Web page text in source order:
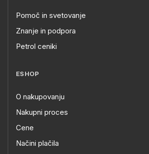
Pomoč in svetovanje
Znanje in podpora
Petrol ceniki
ESHOP
O nakupovanju
Nakupni proces
Cene
Načini plačila